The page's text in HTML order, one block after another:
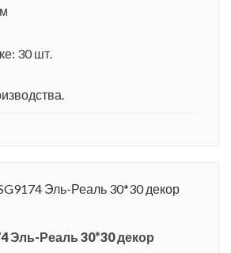
30 шт.
Эль-Реаль 30*30 декор